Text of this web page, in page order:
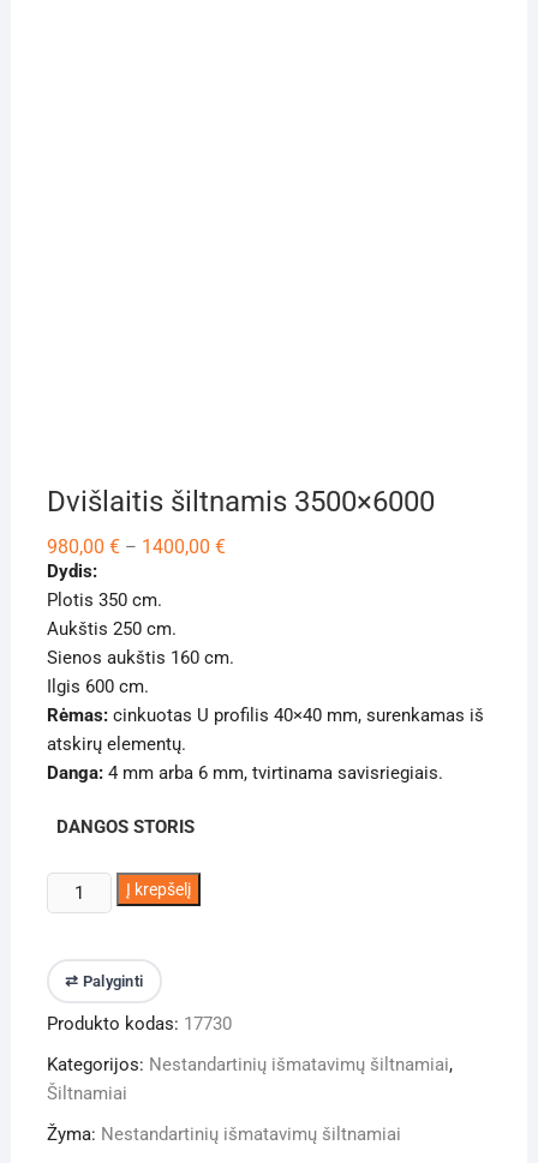
Dvišlaitis šiltnamis 3500×6000
980,00 € – 1400,00 €Price
Dydis:
Plotis 350 cm.
Aukštis 250 cm.
Sienos aukštis 160 cm.
Ilgis 600 cm.
Rėmas:cinkuotas U profilis 40×40 mm, surenkamas iš
atskirų elementų.
Danga:4 mm arba 6 mm, tvirtinama savisriegiais.
DANGOS STORIS
produkto
kiekis:
šiltnamis
3500x6000
Į krepšelį
⇄ Palyginti
Produkto kodas: 17730
Kategorijos: Nestandartinių išmatavimų šiltnamiai,
Šiltnamiai
Žyma: Nestandartinių išmatavimų šiltnamiai